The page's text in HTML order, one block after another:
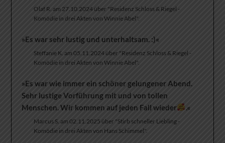
Olaf R. am 27.10.2024 über "Residenz Schloss & Riegel -
Komödie in drei Akten von Winnie Abel".
»Es war sehr lustig und unterhaltsam. :)«
Steffanie K. am 05.11.2024 über "Residenz Schloss & Riegel -
Komödie in drei Akten von Winnie Abel".
»Es war wie immer ein schöner gelungener Abend.
Sehr lustige Vorführung mit und von tollen
Menschen. Wir kommen auf jeden Fall wieder
.«
Marcus S. am 02.11.2025 über "Stirb schneller Liebling -
Komödie in drei Akten von Hans Schimmel".